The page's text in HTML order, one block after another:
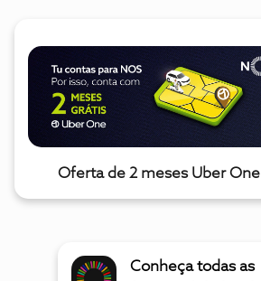
Oferta de 2 meses Uber One
Conheça todas as